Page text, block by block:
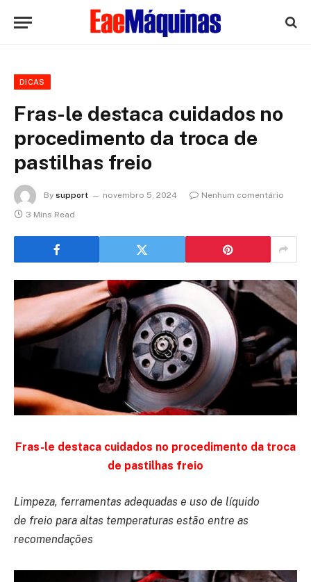
DICAS
Fras-le destaca cuidados no
procedimento da troca de
pastilhas freio
By support novembro 5, 2024
Nenhum comentário
3 Mins Read
Fras-le destaca cuidados no procedimento da troca
de pastilhas freio
Limpeza, ferramentas adequadas e uso de líquido
de freio para altas temperaturas estão entre as
recomendações